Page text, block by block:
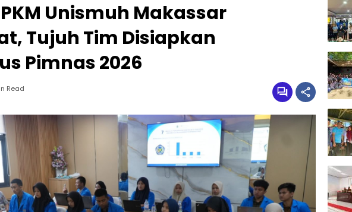
Unismuh Makassar
Tujuh Tim Disiapkan
Pimnas 2026
Read